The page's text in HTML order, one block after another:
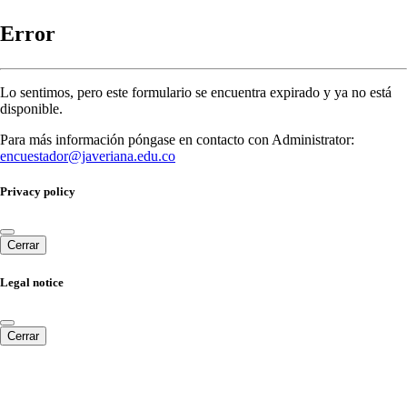
Error
Lo sentimos, pero este formulario se encuentra expirado y ya no está
disponible.
Para más información póngase en contacto con Administrator:
encuestador@javeriana.edu.co
Privacy policy
Cerrar
Legal notice
Cerrar